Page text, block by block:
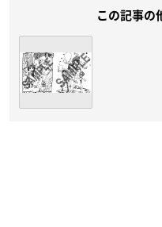
この記事の